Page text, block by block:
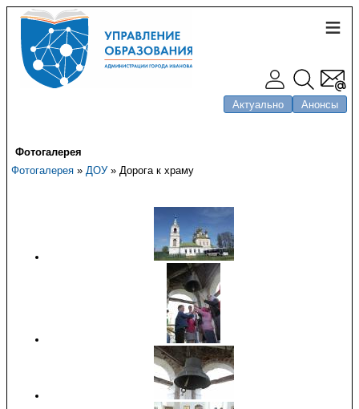
Актуально Анонсы
Фотогалерея
Фотогалерея » ДОУ» Дорога к храму